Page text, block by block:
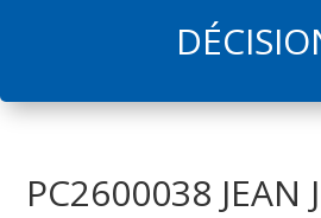
PC2600038 JEAN